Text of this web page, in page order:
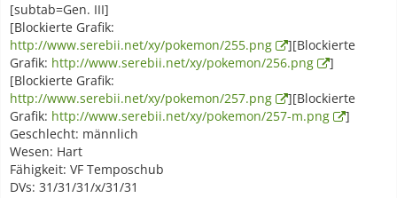
[subtab=Gen. III]
[Blockierte Grafik:
http://www.serebii.net/xy/pokemon/255.png
][Blockierte
Grafik: http://www.serebii.net/xy/pokemon/256.png
]
[Blockierte Grafik:
http://www.serebii.net/xy/pokemon/257.png
][Blockierte
Grafik: http://www.serebii.net/xy/pokemon/257-m.png
]
Geschlecht: männlich
Wesen: Hart
Fähigkeit: VF Temposchub
DVs: 31/31/31/x/31/31